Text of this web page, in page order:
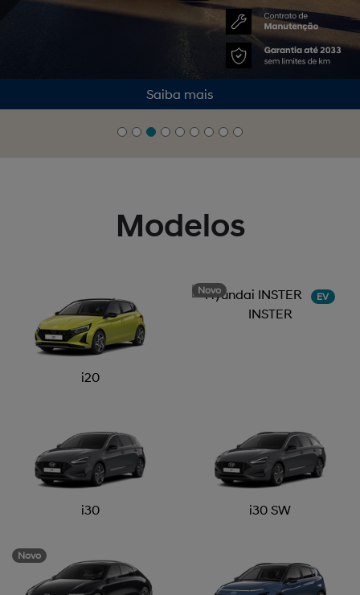
Saiba mais
Modelos
i20
Novo
EV
INSTER
i30 i30 SW
Novo